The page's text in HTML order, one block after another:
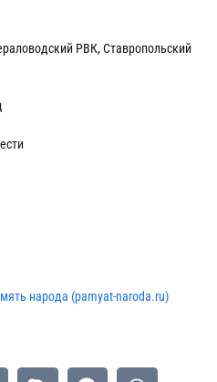
РВК, Ставропольский
народа (pamyat-naroda.ru)